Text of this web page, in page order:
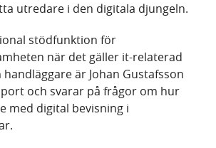
utredare i den digitala djungeln.
stödfunktion för
när det gäller it-relaterad
är Johan Gustafsson
och svarar på frågor om hur
med digital bevisning i